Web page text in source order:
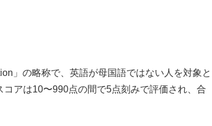
」の略称で、英語が母国語ではない人を対象と
アは10〜990点の間で5点刻みで評価され、合